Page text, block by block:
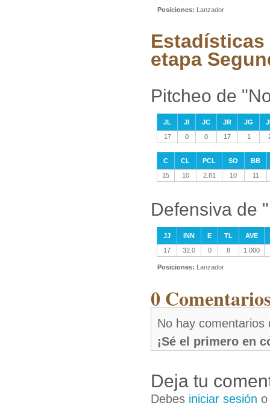
Posiciones: Lanzador
Estadísticas
etapa
Pitcheo de
JL JI JC JR JG
17
0 0 17 1
C CL PCL SO
BB
15
10 2.81 10 11
Defensiva de
JJ INN E TL
AVE
17
32.0 0 8 1.000
Posiciones: Lanzador
0
No hay comentarios
¡Sé el primero en
Deja tu
Debes iniciar sesión